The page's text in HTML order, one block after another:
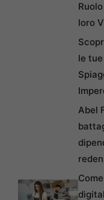
loro
le
Abel